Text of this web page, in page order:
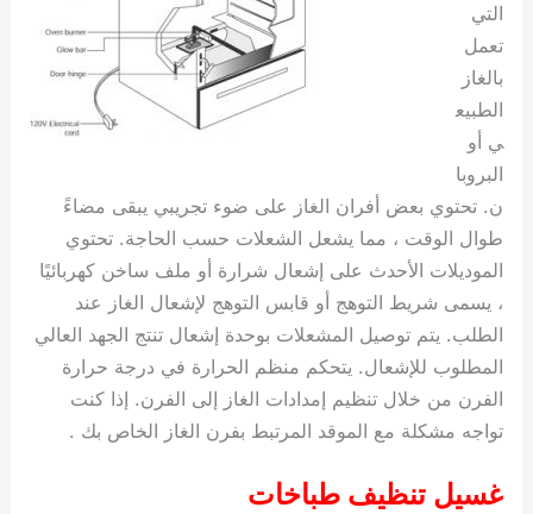
التي
تعمل
بالغاز
الطبيع
ي أو
البروبا
ن. تحتوي بعض أفران الغاز على ضوء تجريبي يبقى مضاءً
طوال الوقت ، مما يشعل الشعلات حسب الحاجة. تحتوي
الموديلات الأحدث على إشعال شرارة أو ملف ساخن كهربائيًا
، يسمى شريط التوهج أو قابس التوهج لإشعال الغاز عند
الطلب. يتم توصيل المشعلات بوحدة إشعال تنتج الجهد العالي
المطلوب للإشعال. يتحكم منظم الحرارة في درجة حرارة
الفرن من خلال تنظيم إمدادات الغاز إلى الفرن. إذا كنت
تواجه مشكلة مع الموقد المرتبط بفرن الغاز الخاص بك .
غسيل تنظيف طباخات